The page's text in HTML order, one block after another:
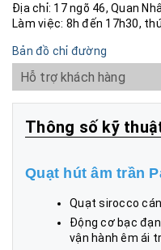
Địa chỉ: 17 ngõ 46, Quan
Làm việc: 8h đến 17h30,
Bản đồ chỉ đường
Hỗ trợ khách hàng
Thông số kỹ
Quạt hút âm trần
Quạt sirocco
Động cơ bạc
vận hành êm ái